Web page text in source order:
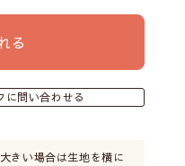
る
に問い合わせる
きい場合は生地を横に